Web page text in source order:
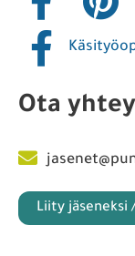
Ota
Liity jäseneksi